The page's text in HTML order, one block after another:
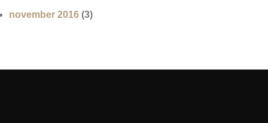
november 2016 (3)